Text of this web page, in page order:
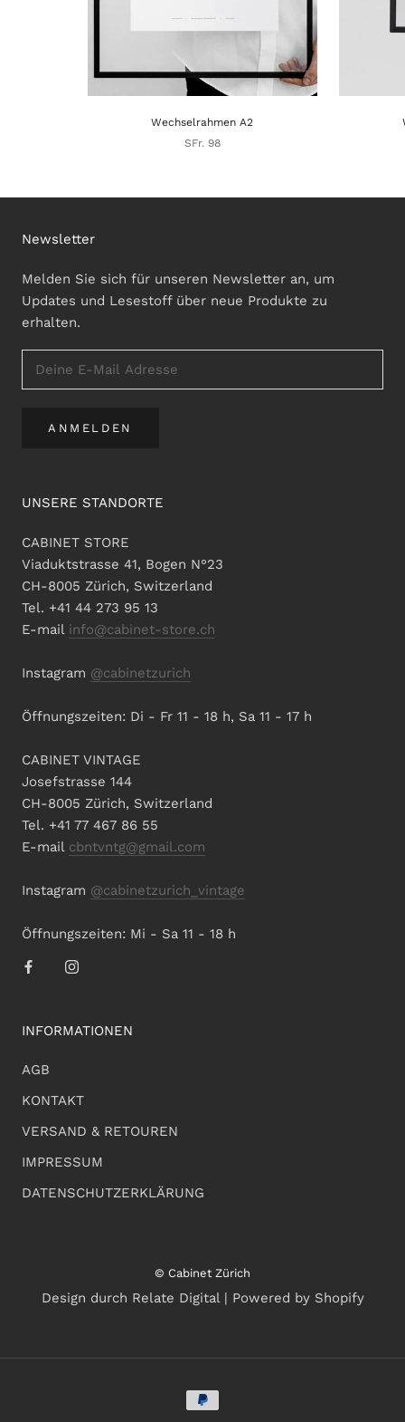
Wechselrahmen A2
SFr. 98
Newsletter
Melden Sie sich für unseren Newsletter an, um
Updates und Lesestoff über neue Produkte zu
erhalten.
ANMELDEN
UNSERE STANDORTE
CABINET STORE
Viaduktstrasse 41, Bogen N°23
CH-8005 Zürich, Switzerland
Tel. +41 44 273 95 13
E-mail info@cabinet-store.ch
Instagram @cabinetzurich
Öffnungszeiten: Di - Fr 11 - 18 h, Sa 11 - 17 h
CABINET VINTAGE
Josefstrasse 144
CH-8005 Zürich, Switzerland
Tel. +41 77 467 86 55
E-mail cbntvntg@gmail.com
Instagram @cabinetzurich_vintage
Öffnungszeiten: Mi - Sa 11 - 18 h
INFORMATIONEN
AGB
KONTAKT
VERSAND & RETOUREN
IMPRESSUM
DATENSCHUTZERKLÄRUNG
© Cabinet Zürich
Design durch Relate Digital | Powered by Shopify